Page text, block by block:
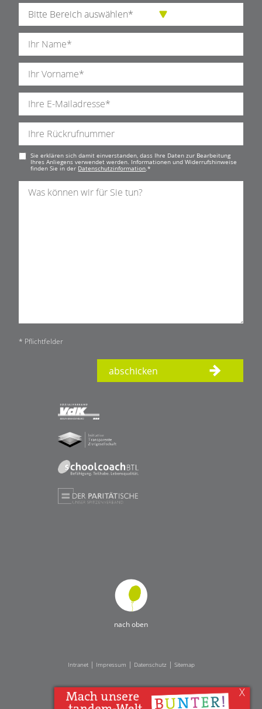
Pflichtfeld
Sie erklären sich damit einverstanden, dass Ihre Daten zur Bearbeitung
Ihres Anliegens verwendet werden. Informationen und Widerrufshinweise
finden Sie in der Datenschutzinformation .*
* Pflichtfelder
abschicken
nach oben
Intranet| Impressum | Datenschutz | Sitemap
Ihnen gefällt, was Sie lesen?
Dann teilen Sie es mit anderen!
X